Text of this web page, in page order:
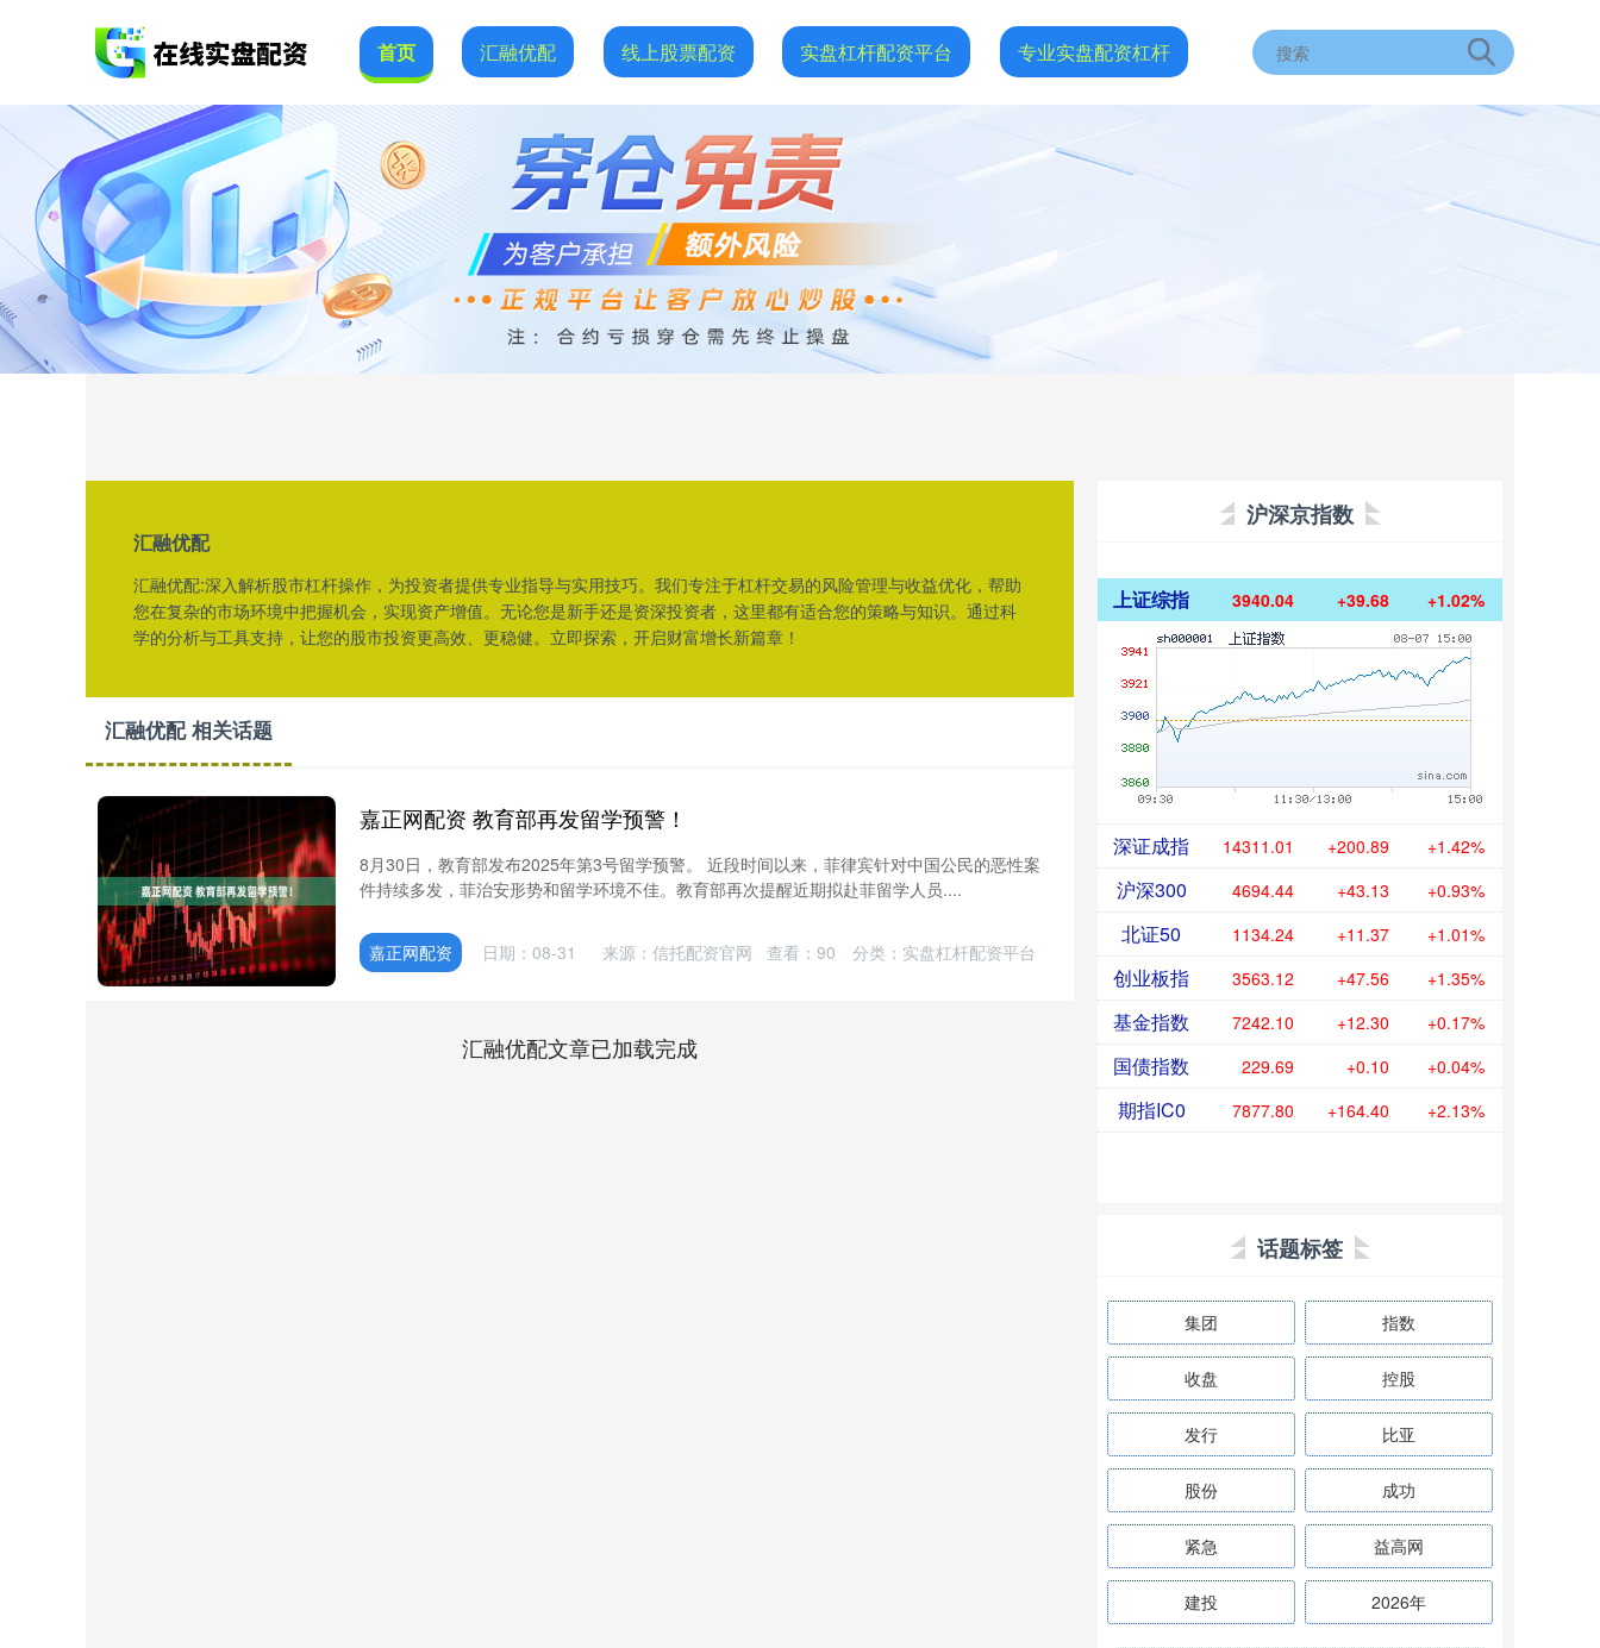
首页 汇融优配 线上股票配资 实盘杠杆配资平台 专业实盘配资杠杆
汇融优配
汇融优配:深入解析股市杠杆操作，为投资者提供专业指导与实用技巧。我们专注于杠杆交易的风险管理与收益优化，帮助
您在复杂的市场环境中把握机会，实现资产增值。无论您是新手还是资深投资者，这里都有适合您的策略与知识。通过科
学的分析与工具支持，让您的股市投资更高效、更稳健。立即探索，开启财富增长新篇章！
汇融优配 相关话题
嘉正网配资 教育部再发留学预警！
8月30日，教育部发布2025年第3号留学预警。 近段时间以来，菲律宾针对中国公民的恶性案
件持续多发，菲治安形势和留学环境不佳。教育部再次提醒近期拟赴菲留学人员....
嘉正网配资 日期：08-31 来源：信托配资官网 查看： 90 分类： 实盘杠杆配资平台
汇融优配文章已加载完成
沪深京指数
上证综指 3940.04 +39.68 +1.02%
深证成指 14311.01 +200.89 +1.42%
沪深300 4694.44 +43.13 +0.93%
北证50 1134.24 +11.37 +1.01%
创业板指 3563.12 +47.56 +1.35%
基金指数 7242.10 +12.30 +0.17%
国债指数 229.69 +0.10 +0.04%
期指IC0 7877.80 +164.40 +2.13%
话题标签
集团 指数
收盘 控股
发行 比亚
股份 成功
紧急 益高网
建投 2026年